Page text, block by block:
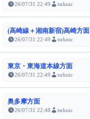
26/07/31 22:49 tsrknic
(高崎線＋湘南新宿)高崎方面
26/07/31 22:49 tsrknic
東京・東海道本線方面
26/07/31 22:49 tsrknic
奥多摩方面
26/07/31 22:48 tsrknic